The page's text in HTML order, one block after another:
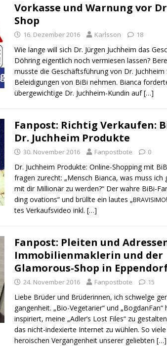
Vorkasse und Warnung vor
Shop
16. Dezember 2016 Karlsson 18
Wie lan­ge will sich Dr. Jür­gen Juch­heim das
Döh­ring eigent­lich noch ver­mie­sen las­sen?
muss­te die Geschäfts­füh­rung von Dr. Juch­heim
Belei­di­gun­gen von BiBi neh­men. Bian­ca
über­ge­wich­ti­ge Dr. Juch­heim-Kun­­din auf[…]
Fanpost: Richtig Verkaufen:
Dr. Juchheim Produkte
30. November 2016 Fanpostbote 0
Dr. Juch­heim Pro­duk­te: Online-Shop­ping mit
fra­gen zurecht: „Mensch Bian­ca, was muss ich
mit dir Mil­lio­när zu wer­den?“ Der wah­re BiBi-
ding ova­tions“ und brüll­te ein lau­tes „BRAVISIMO
tes Ver­kaufs­vi­deo inkl. […]
Fanpost: Pleiten und
Immobilienmaklerin und der
Glamorous-Shop in
24. November 2016 Fanpostbote 15
Lie­be Brü­der und Brü­de­rin­nen, ich schwel­ge
gan­gen­heit. „Bio-Vege­­ta­ri­er“ und „Bog­d­an­Fan“
inspi­riert, mei­ne „Adler’s Lost Files“ zu
das nicht-inde­­xier­­te Inter­net zu wüh­len. So
heroi­schen Ver­gan­gen­heit unse­rer gelieb­ten […]